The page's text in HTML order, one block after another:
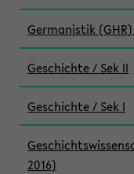
Germanistik
Geschichte / Sek II
Geschichte / Sek I
2016)